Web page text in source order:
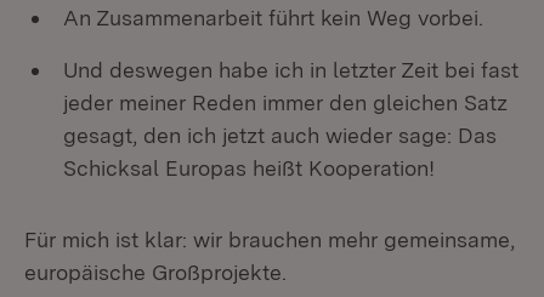
An Zusammenarbeit führt kein Weg vorbei.
Und deswegen habe ich in letzter Zeit bei fast
jeder meiner Reden immer den gleichen Satz
gesagt, den ich jetzt auch wieder sage: Das
Schicksal Europas heißt Kooperation!
Für mich ist klar: wir brauchen mehr gemeinsame,
europäische Großprojekte.